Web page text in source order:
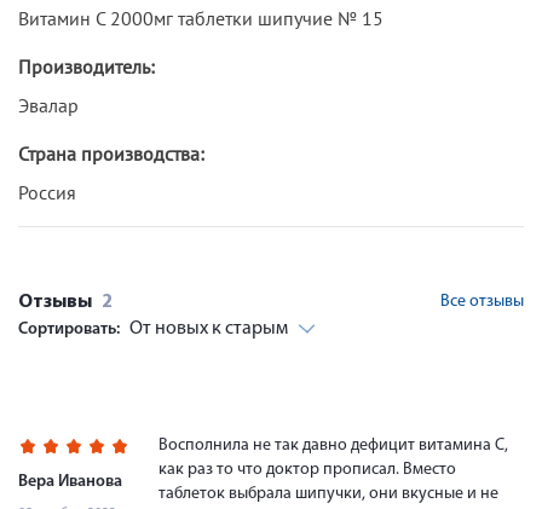
Витамин С 2000мг таблетки шипучие № 15
Производитель:
Эвалар
Страна производства:
Россия
Отзывы 2
Все отзывы
Сортировать: От новых к старым
Вера Иванова
Восполнила не так давно дефицит витамина С,
как раз то что доктор прописал. Вместо
таблеток выбрала шипучки, они вкусные и не